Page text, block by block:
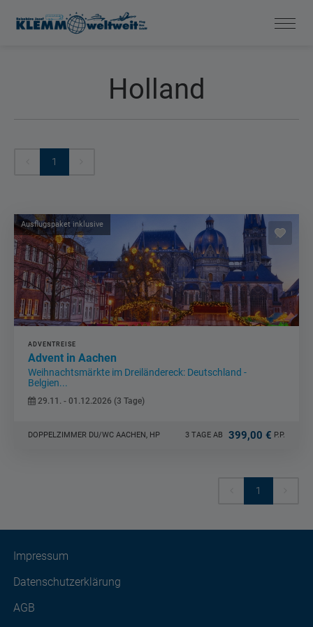
Holland
1
Ausflugspaket inklusive
ADVENTREISE
Advent in Aachen
Weihnachtsmärkte im Dreiländereck: Deutschland -
Belgien...
29.11. - 01.12.2026 (3 Tage)
3 TAGE AB 399,00 € P.P.
DOPPELZIMMER DU/WC AACHEN, HP
1
Impressum
Datenschutzerklärung
AGB